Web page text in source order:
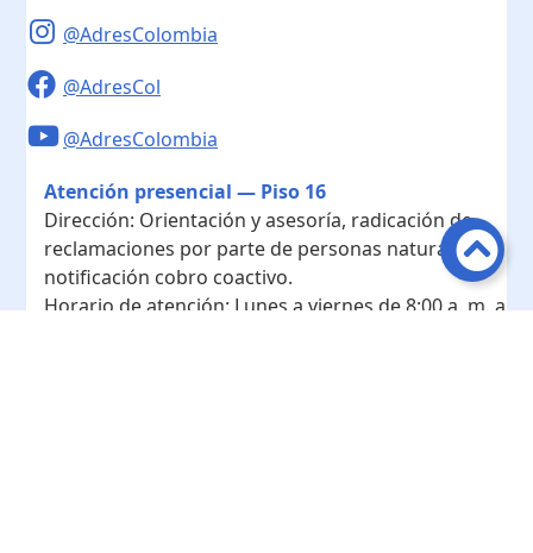
@AdresColombia
@AdresCol
@AdresColombia
Atención presencial — Piso 16
Dirección: Orientación y asesoría, radicación de
reclamaciones por parte de personas naturales y
notificación cobro coactivo.
Horario de atención: Lunes a viernes de 8:00 a. m. a